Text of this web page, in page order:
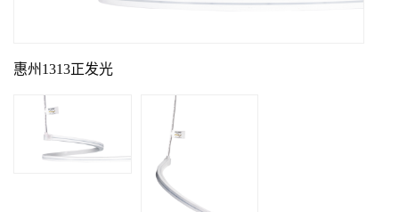
惠州1313正发光